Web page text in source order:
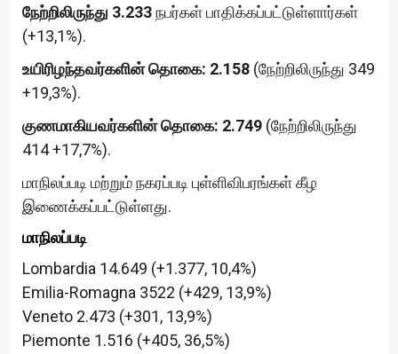
நேற்றிலிருந்து 3.233நபர்கள் பாதிக்கப்பட்டுள்ளார்கள்
(+13,1%).
உயிரிழந்தவர்களின் தொகை: 2.158 (நேற்றிலிருந்து 349
+19,3%).
குணமாகியவர்களின் தொகை: 2.749 (நேற்றிலிருந்து
414 +17,7%).
மாநிலப்படி மற்றும் நகரப்படி புள்ளிவிபரங்கள் கீழ
இணைக்கப்பட்டுள்ளது.
மாநிலப்படி
Lombardia 14.649 (+1.377, 10,4%)
Emilia-Romagna 3522 (+429, 13,9%)
Veneto 2.473 (+301, 13,9%)
Piemonte 1.516 (+405, 36,5%)